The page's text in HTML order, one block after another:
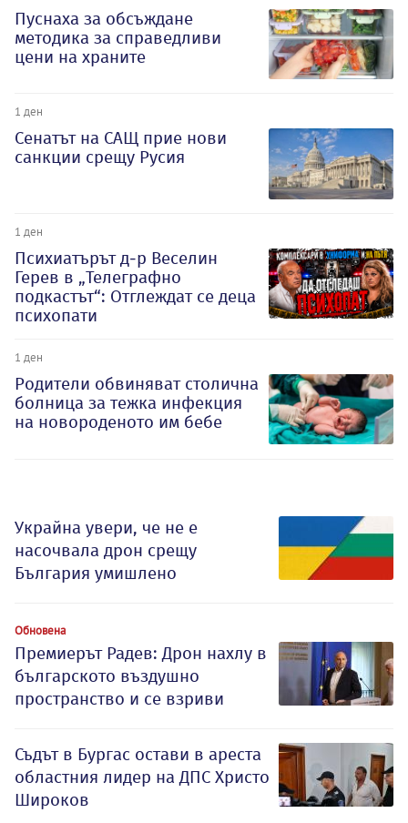
Пуснаха за обсъждане
методика за справедливи
цени на храните
1 ден
Сенатът на САЩ прие нови
санкции срещу Русия
1 ден
Психиатърът д-р Веселин
Герев в „Телеграфно
подкастът“: Отглеждат се деца
психопати
1 ден
Родители обвиняват столична
болница за тежка инфекция
на новороденото им бебе
Украйна увери, че не е
насочвала дрон срещу
България умишлено
Обновена
Премиерът Радев: Дрон нахлу в
българското въздушно
пространство и се взриви
Съдът в Бургас остави в ареста
областния лидер на ДПС Христо
Широков